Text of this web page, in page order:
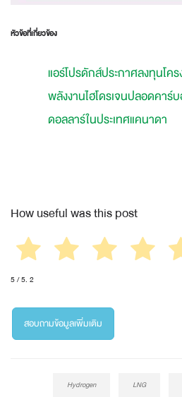
หัวข้อที่เกี่ยวข้อง
แอร์โปรดักส์ประกาศลงทุนโ
พลังงานไฮโดรเจนปลอดคา
ดอลลาร์ในประเทศแคนาดา
How useful was this post
5/ 5. 2
สอบถามข้อมูลเพิ่มเติม
Hydrogen LNG